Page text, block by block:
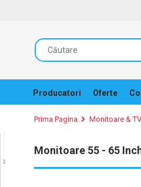
Producatori Oferte
Prima Pagina Monitoare & TV
Monitoare 55 - 65